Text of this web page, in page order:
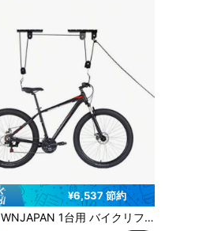
¥6,537 節約
WNJAPAN 1台用 バイクリフト 自転車ラック 屋内 室内 ガレージ 天吊 天井吊り下げ リフト式 サイクリングスタンド サイクルラック サイクルスタンド プーリー コンパクト マウンテンバイク クロスバイク ロードバイク ディスプレイスタンド ディスプレイラック メンテナンス 盗難防止 作業用 耐荷重20キロ ZS-05